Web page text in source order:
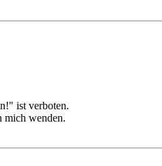
ist verboten.
mich wenden.